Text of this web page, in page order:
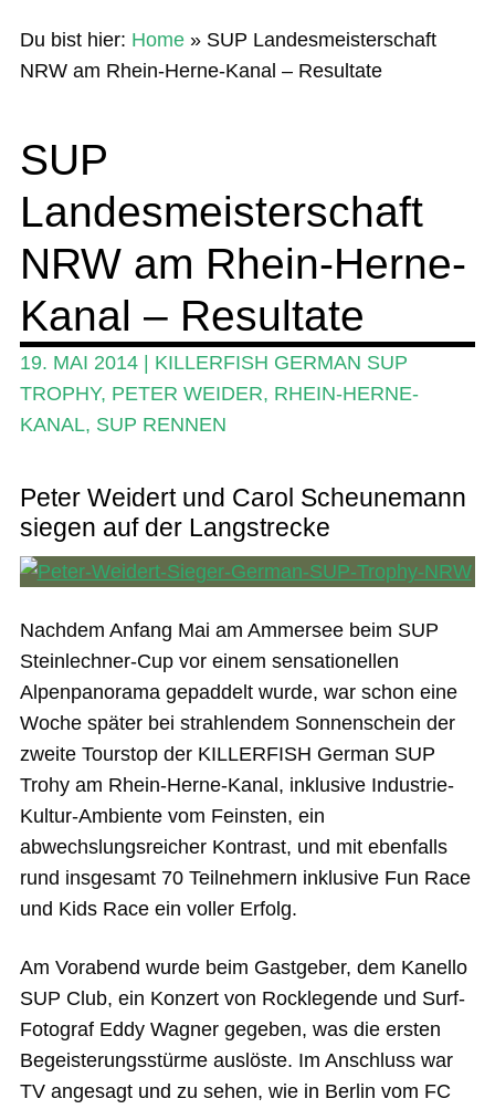
SUP-Events
Ratgeber
Mein Konto
Du bist hier: Home» SUP Landesmeisterschaft
NRW am Rhein-Herne-Kanal – Resultate
SUP
Landesmeisterschaft
NRW am Rhein-Herne-
Kanal – Resultate
19. MAI 2014| KILLERFISH GERMAN SUP
TROPHY, PETER WEIDER, RHEIN-HERNE-
KANAL, SUP RENNEN
Peter Weidert und Carol Scheunemann
siegen auf der Langstrecke
Nachdem Anfang Mai am Ammersee beim SUP
Steinlechner-Cup vor einem sensationellen
Alpenpanorama gepaddelt wurde, war schon eine
Woche später bei strahlendem Sonnenschein der
zweite Tourstop der KILLERFISH German SUP
Trohy am Rhein-Herne-Kanal, inklusive Industrie-
Kultur-Ambiente vom Feinsten, ein
abwechslungsreicher Kontrast, und mit ebenfalls
rund insgesamt 70 Teilnehmern inklusive Fun Race
und Kids Race ein voller Erfolg.
Am Vorabend wurde beim Gastgeber, dem Kanello
SUP Club, ein Konzert von Rocklegende und Surf-
Fotograf Eddy Wagner gegeben, was die ersten
Begeisterungsstürme auslöste. Im Anschluss war
TV angesagt und zu sehen, wie in Berlin vom FC